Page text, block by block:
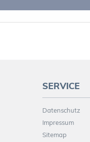
SERVICE
Datenschutz
Impressum
Sitemap